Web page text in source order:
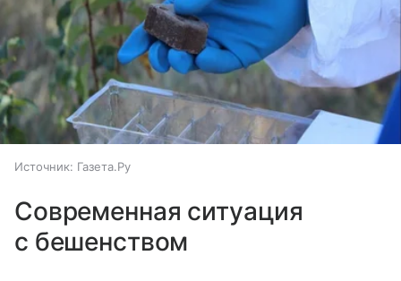
Источник: Газета.Ру
Современная ситуация
с бешенством